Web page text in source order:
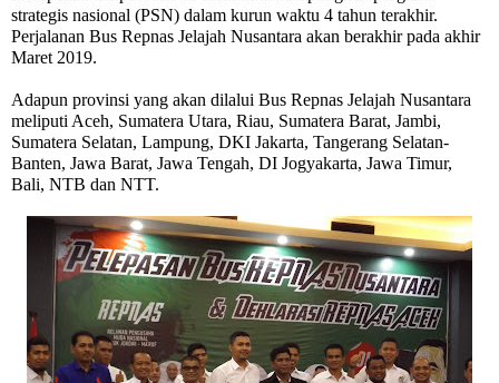
strategis nasional (PSN) dalam kurun waktu 4 tahun terakhir.
Perjalanan Bus Repnas Jelajah Nusantara akan berakhir pada akhir
Maret 2019.
Adapun provinsi yang akan dilalui Bus Repnas Jelajah Nusantara
meliputi Aceh, Sumatera Utara, Riau, Sumatera Barat, Jambi,
Sumatera Selatan, Lampung, DKI Jakarta, Tangerang Selatan-
Banten, Jawa Barat, Jawa Tengah, DI Jogyakarta, Jawa Timur,
Bali, NTB dan NTT.